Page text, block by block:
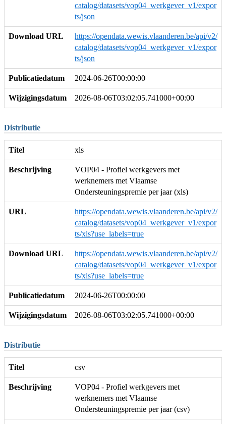
catalog/datasets/vop04_werkgever_v1/expor
ts/json
Download URL
https://opendata.wewis.vlaanderen.be/api/v2/
catalog/datasets/vop04_werkgever_v1/expor
ts/json
Publicatiedatum 2024-06-26T00:00:00
Wijzigingsdatum 2026-08-06T03:02:05.741000+00:00
Distributie
Titel xls
Beschrijving
VOP04 - Profiel werkgevers met
werknemers met Vlaamse
Ondersteuningspremie per jaar (xls)
URL
https://opendata.wewis.vlaanderen.be/api/v2/
catalog/datasets/vop04_werkgever_v1/expor
ts/xls?use_labels=true
Download URL
https://opendata.wewis.vlaanderen.be/api/v2/
catalog/datasets/vop04_werkgever_v1/expor
ts/xls?use_labels=true
Publicatiedatum 2024-06-26T00:00:00
Wijzigingsdatum 2026-08-06T03:02:05.741000+00:00
Distributie
Titel csv
Beschrijving
VOP04 - Profiel werkgevers met
werknemers met Vlaamse
Ondersteuningspremie per jaar (csv)